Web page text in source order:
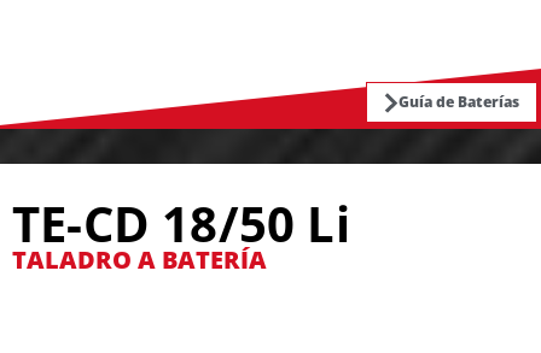
Guía de Baterías
TE-CD 18/50 Li
TALADRO A BATERÍA